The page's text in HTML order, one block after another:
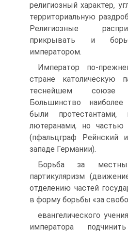
религиозный ха­рактер,
территориальную
Религиозные
прикрывать и
императором.
Император по-
стране
теснейшем
Большинство
были протестантами,
лютеранами, но ча­стью
(пфальцграф Рейнский
западе Германии).
Борьба за
партикуляризм
отделению частей
в форму борьбы «за
евангелического
императора